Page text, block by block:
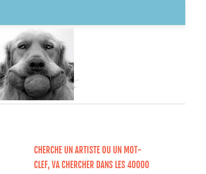
CHERCHE UN ARTISTE OU UN MOT-
CLEF, VA CHERCHER DANS LES 40000